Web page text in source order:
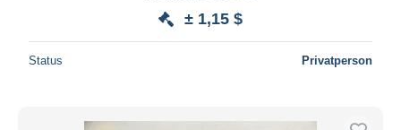
± 1,15 $
Status Privatperson